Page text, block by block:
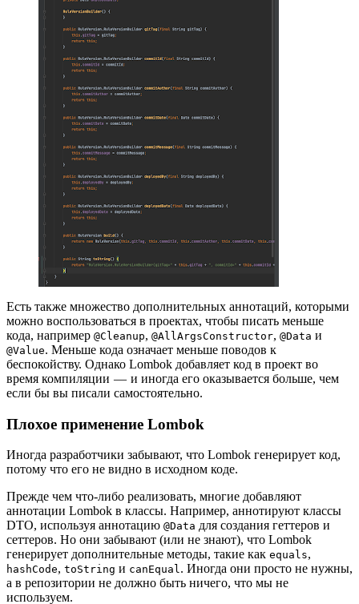
Есть также множество дополнительных аннотаций, которыми
можно воспользоваться в проектах, чтобы писать меньше
кода, например @Cleanup, @AllArgsConstructor, @Data и
@Value. Меньше кода означает меньше поводов к
беспокойству. Однако Lombok добавляет код в проект во
время компиляции — и иногда его оказывается больше, чем
если бы вы писали самостоятельно.
Плохое применение Lombok
Иногда разработчики забывают, что Lombok генерирует код,
потому что его не видно в исходном коде.
Прежде чем что-либо реализовать, многие добавляют
аннотации Lombok в классы. Например, аннотируют классы
DTO, используя аннотацию @Data для создания геттеров и
сеттеров. Но они забывают (или не знают), что Lombok
генерирует дополнительные методы, такие как equals,
hashCode, toString и canEqual. Иногда они просто не нужны,
а в репозитории не должно быть ничего, что мы не
используем.